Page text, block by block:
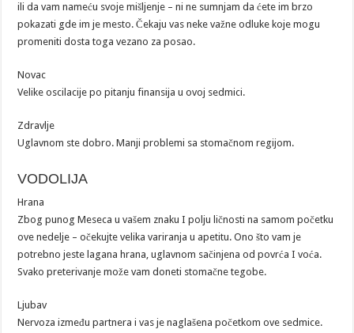
ili da vam nameću svoje mišljenje – ni ne sumnjam da ćete im brzo
pokazati gde im je mesto. Čekaju vas neke važne odluke koje mogu
promeniti dosta toga vezano za posao.
Novac
Velike oscilacije po pitanju finansija u ovoj sedmici.
Zdravlje
Uglavnom ste dobro. Manji problemi sa stomačnom regijom.
VODOLIJA
Hrana
Zbog punog Meseca u vašem znaku I polju ličnosti na samom početku
ove nedelje – očekujte velika variranja u apetitu. Ono što vam je
potrebno jeste lagana hrana, uglavnom sačinjena od povrća I voća.
Svako preterivanje može vam doneti stomačne tegobe.
Ljubav
Nervoza između partnera i vas je naglašena početkom ove sedmice.